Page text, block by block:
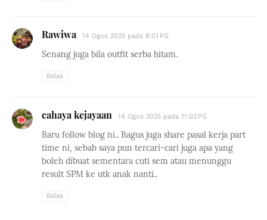
Rawiwa 14 Ogos 2025 pada 8:01 PG
Senang juga bila outfit serba hitam.
Balas
cahaya kejayaan 14 Ogos 2025 pada 11:02 PG
Baru follow blog ni.. Bagus juga share pasal kerja part
time ni, sebab saya pun tercari-cari juga apa yang
boleh dibuat sementara cuti sem atau menunggu
result SPM ke utk anak nanti..
Balas